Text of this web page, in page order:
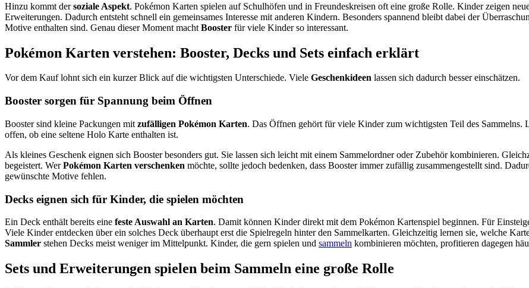
Hinzu kommt dersoziale Aspekt. Pokémon Karten spielen auf Schulhöfen und in Freundeskreisen oft eine große Rolle. Kinder zeigen
Erweiterungen. Dadurch entsteht schnell ein gemeinsames Interesse mit anderen Kindern. Besonders spannend bleibt dabei der
Motive enthalten sind. Genau dieser Moment macht Booster für viele Kinder so interessant.
Pokémon Karten verstehen: Booster, Decks und Sets einfach erklärt
Vor dem Kauf lohnt sich ein kurzer Blick auf die wichtigsten Unterschiede. Viele Geschenkideen lassen sich dadurch besser einschätzen.
Booster sorgen für Spannung beim Öffnen
Booster sind kleine Packungen mit zufälligen Pokémon Karten. Das Öffnen gehört für viele Kinder zum wichtigsten Teil des
offen, ob eine seltene Holo Karte enthalten ist.
Als kleines Geschenk eignen sich Booster besonders gut. Sie lassen sich leicht mit einem Sammelordner oder Zubehör kombinieren.
begeistert. WerPokémon Karten verschenken möchte, sollte jedoch bedenken, dass Booster immer zufällig zusammengestellt sind.
gewünschte Motive fehlen.
Decks eignen sich für Kinder, die spielen möchten
Ein Deck enthält bereits eine feste Auswahl an Karten. Damit können Kinder direkt mit dem Pokémon Kartenspiel beginnen. Für
Viele Kinder entdecken über ein solches Deck überhaupt erst die Spielregeln hinter den Sammelkarten. Gleichzeitig lernen sie, welche
Sammler stehen Decks meist weniger im Mittelpunkt. Kinder, die gern spielen und sammeln kombinieren möchten, profitieren dagegen
Sets und Erweiterungen spielen beim Sammeln eine große Rolle